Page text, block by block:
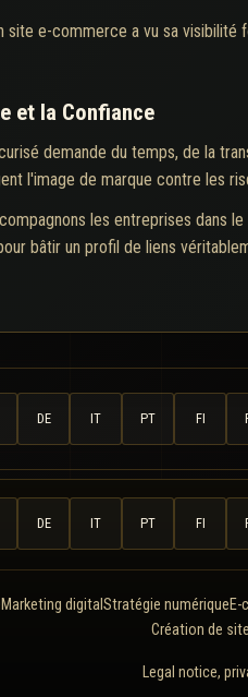
site e-commerce a vu sa visibilité
et la Confiance
demande du temps, de la
l'image de marque contre les
les entreprises dans
bâtir un profil de liens
DE IT PT FI
DE IT PT FI
Marketing digitalStratégie numériqueE-
Création de
Legal notice,